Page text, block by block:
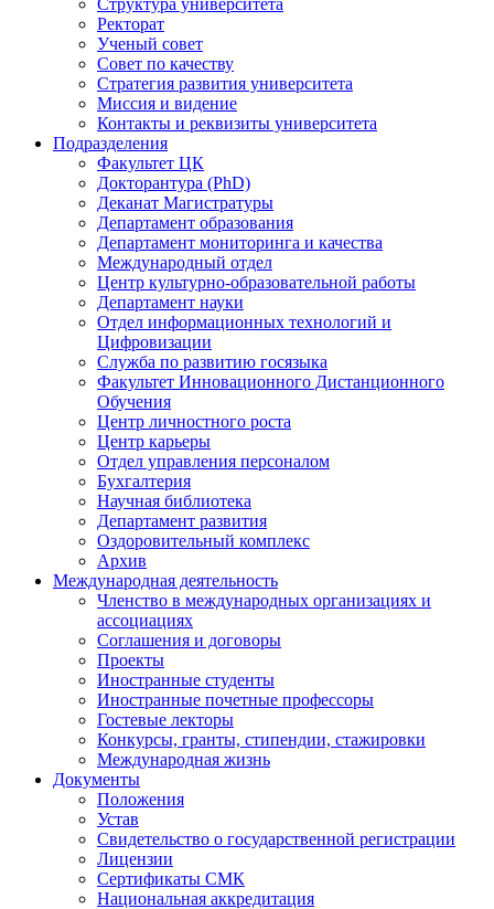
Ректорат
Ученый совет
Совет по качеству
Стратегия развития университета
Миссия и видение
Контакты и реквизиты университета
Подразделения
Факультет ЦК
Докторантура (PhD)
Деканат Магистратуры
Департамент образования
Департамент мониторинга и качества
Международный отдел
Центр культурно-образовательной работы
Департамент науки
Отдел информационных технологий и
Цифровизации
Служба по развитию госязыка
Факультет Инновационного Дистанционного
Обучения
Центр личностного роста
Центр карьеры
Отдел управления персоналом
Бухгалтерия
Научная библиотека
Департамент развития
Оздоровительный комплекс
Архив
Международная деятельность
Членство в международных организациях и
ассоциациях
Соглашения и договоры
Проекты
Иностранные студенты
Иностранные почетные профессоры
Гостевые лекторы
Конкурсы, гранты, стипендии, стажировки
Международная жизнь
Документы
Положения
Устав
Свидетельство о государственной регистрации
Лицензии
Сертификаты СМК
Национальная аккредитация